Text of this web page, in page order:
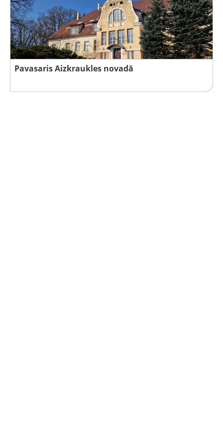
Pavasaris Aizkraukles novadā